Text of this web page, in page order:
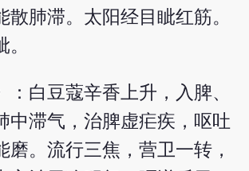
散肺滞。太阳经目眦红筋。
：白豆蔻辛香上升，入脾、
中滞气，治脾虚疟疾，呕吐
磨。流行三焦，营卫一转，